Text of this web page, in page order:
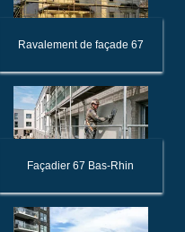
Ravalement de façade 67
Façadier 67 Bas-Rhin